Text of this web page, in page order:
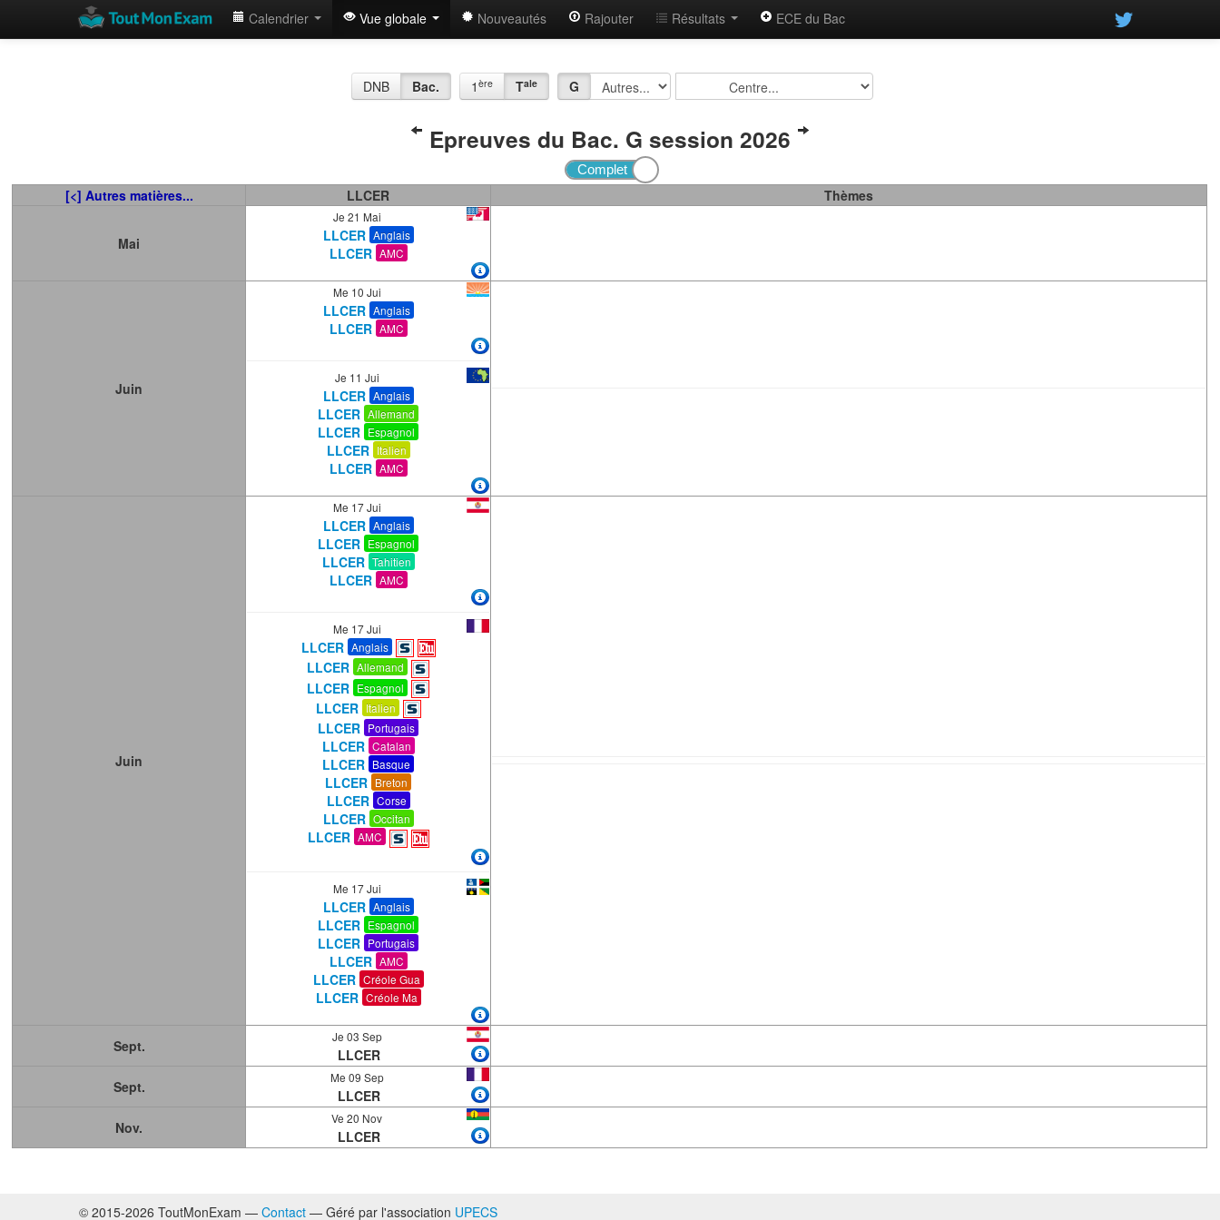
Calendrier Vue globale Nouveautés Rajouter Résultats ECE du Bac
DNB Bac. 1ère Tale G
Epreuves du Bac. G session 2026
[<] Autres matières... LLCER Thèmes
Mai
Je 21 Mai
LLCER Anglais
LLCER AMC
Juin
Me 10 Jui
LLCER Anglais
LLCER AMC
Je 11 Jui
LLCER Anglais
LLCER Allemand
LLCER Espagnol
LLCER Italien
LLCER AMC
Juin
Me 17 Jui
LLCER Anglais
LLCER Espagnol
LLCER Tahitien
LLCER AMC
Me 17 Jui
LLCER Anglais
LLCER Allemand
LLCER Espagnol
LLCER Italien
LLCER Portugais
LLCER Catalan
LLCER Basque
LLCER Breton
LLCER Corse
LLCER Occitan
LLCER AMC
Me 17 Jui
LLCER Anglais
LLCER Espagnol
LLCER Portugais
LLCER AMC
LLCER Créole Gua
LLCER Créole Ma
Sept.
Je 03 Sep
LLCER
Sept.
Me 09 Sep
LLCER
Nov.
Ve 20 Nov
LLCER
© 2015-2026 ToutMonExam — Contact — Géré par l'association UPECS